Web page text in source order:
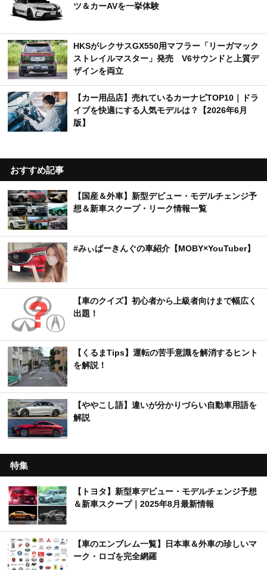
ツ＆カーAVを一挙体験
HKSがレクサスGX550用マフラー「リーガマック
ストレイルマスター」発売 V6サウンドと上質デ
ザインを両立
【カー用品店】売れているカーナビTOP10｜ドラ
イブを快適にする人気モデルは？【2026年6月
版】
おすすめ記事
【国産＆外車】新型デビュー・モデルチェンジ予
想＆新車スクープ・リーク情報一覧
#みぃぱーきんぐの車紹介【MOBY×YouTuber】
【車のクイズ】初心者から上級者向けまで幅広く
出題！
【くるまTips】運転の苦手意識を解消するヒント
を解説！
【ややこし語】違いが分かりづらい自動車用語を
解説
特集
【トヨタ】新型車デビュー・モデルチェンジ予想
＆新車スクープ｜2025年8月最新情報
【車のエンブレム一覧】日本車＆外車の珍しいマ
ーク・ロゴを完全網羅